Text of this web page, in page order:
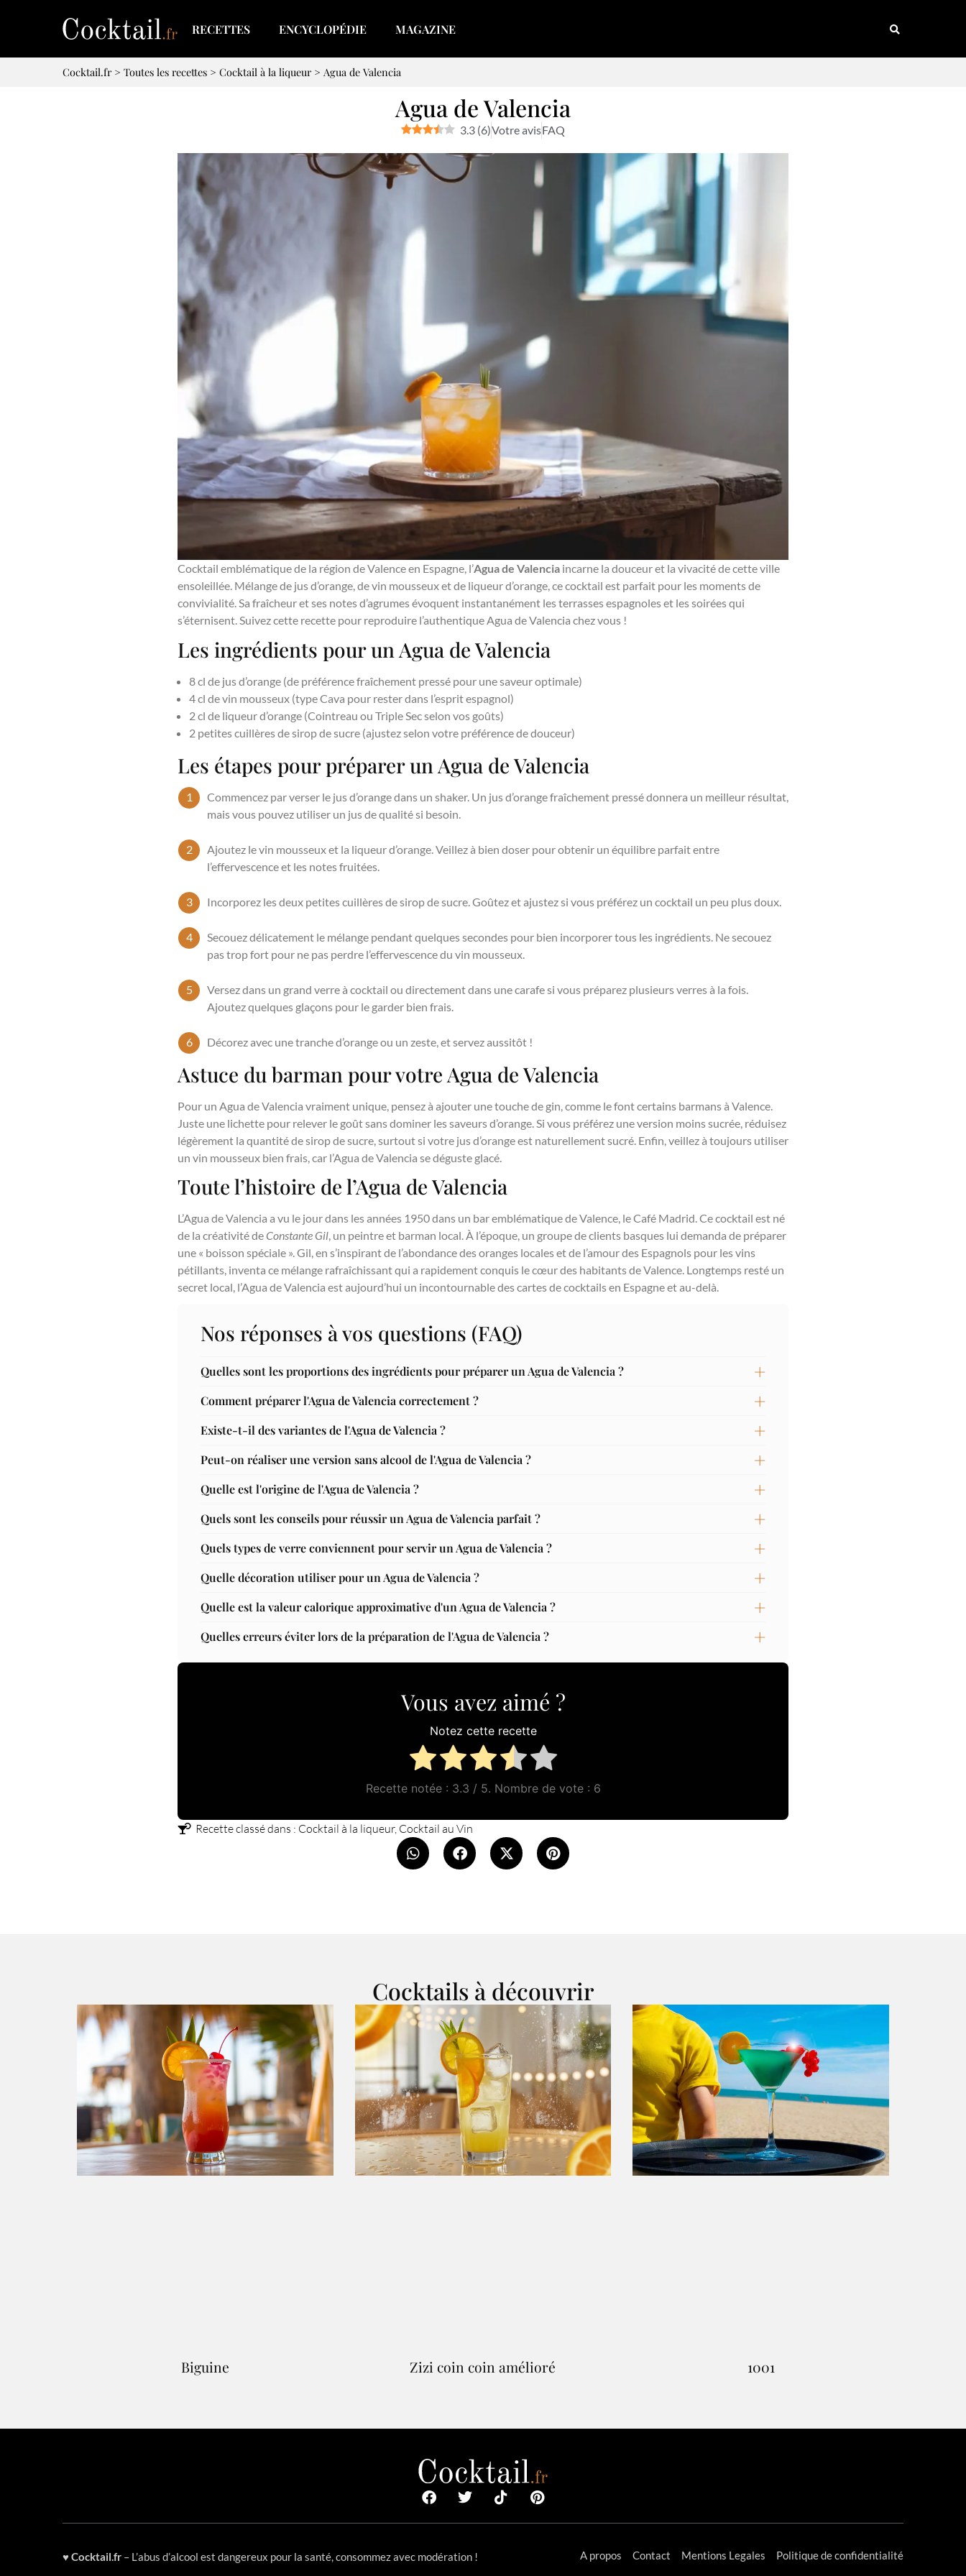
RECETTES ENCYCLOPÉDIE MAGAZINE
Cocktail.fr> Toutes les recettes > Cocktail à la liqueur> Agua de Valencia
Agua de Valencia
3.3 (6)Votre avisFAQ
Cocktail emblématique de la région de Valence en Espagne, l’Agua de Valencia incarne la douceur et la vivacité de cette ville
ensoleillée. Mélange de jus d’orange, de vin mousseux et de liqueur d’orange, ce cocktail est parfait pour les moments de
convivialité. Sa fraîcheur et ses notes d’agrumes évoquent instantanément les terrasses espagnoles et les soirées qui
s’éternisent. Suivez cette recette pour reproduire l’authentique Agua de Valencia chez vous !
Les ingrédients pour un Agua de Valencia
8 cl de jus d’orange (de préférence fraîchement pressé pour une saveur optimale)
4 cl de vin mousseux (type Cava pour rester dans l’esprit espagnol)
2 cl de liqueur d’orange (Cointreau ou Triple Sec selon vos goûts)
2 petites cuillères de sirop de sucre (ajustez selon votre préférence de douceur)
Les étapes pour préparer un Agua de Valencia
Commencez par verser le jus d’orange dans un shaker. Un jus d’orange fraîchement pressé donnera un meilleur résultat,
mais vous pouvez utiliser un jus de qualité si besoin.
Ajoutez le vin mousseux et la liqueur d’orange. Veillez à bien doser pour obtenir un équilibre parfait entre
l’effervescence et les notes fruitées.
Incorporez les deux petites cuillères de sirop de sucre. Goûtez et ajustez si vous préférez un cocktail un peu plus doux.
Secouez délicatement le mélange pendant quelques secondes pour bien incorporer tous les ingrédients. Ne secouez
pas trop fort pour ne pas perdre l’effervescence du vin mousseux.
Versez dans un grand verre à cocktail ou directement dans une carafe si vous préparez plusieurs verres à la fois.
Ajoutez quelques glaçons pour le garder bien frais.
Décorez avec une tranche d’orange ou un zeste, et servez aussitôt !
Astuce du barman pour votre Agua de Valencia
Pour un Agua de Valencia vraiment unique, pensez à ajouter une touche de gin, comme le font certains barmans à Valence.
Juste une lichette pour relever le goût sans dominer les saveurs d’orange. Si vous préférez une version moins sucrée, réduisez
légèrement la quantité de sirop de sucre, surtout si votre jus d’orange est naturellement sucré. Enfin, veillez à toujours utiliser
un vin mousseux bien frais, car l’Agua de Valencia se déguste glacé.
Toute l’histoire de l’Agua de Valencia
L’Agua de Valencia a vu le jour dans les années 1950 dans un bar emblématique de Valence, le Café Madrid. Ce cocktail est né
de la créativité deConstante Gil , un peintre et barman local. À l’époque, un groupe de clients basques lui demanda de préparer
une « boisson spéciale ». Gil, en s’inspirant de l’abondance des oranges locales et de l’amour des Espagnols pour les vins
pétillants, inventa ce mélange rafraîchissant qui a rapidement conquis le cœur des habitants de Valence. Longtemps resté un
secret local, l’Agua de Valencia est aujourd’hui un incontournable des cartes de cocktails en Espagne et au-delà.
Nos réponses à vos questions (FAQ)
Quelles sont les proportions des ingrédients pour préparer un Agua de Valencia ?
Comment préparer l'Agua de Valencia correctement ?
Existe-t-il des variantes de l'Agua de Valencia ?
Peut-on réaliser une version sans alcool de l'Agua de Valencia ?
Quelle est l'origine de l'Agua de Valencia ?
Quels sont les conseils pour réussir un Agua de Valencia parfait ?
Quels types de verre conviennent pour servir un Agua de Valencia ?
Quelle décoration utiliser pour un Agua de Valencia ?
Quelle est la valeur calorique approximative d'un Agua de Valencia ?
Quelles erreurs éviter lors de la préparation de l'Agua de Valencia ?
Vous avez aimé ?
Notez cette recette
Recette notée : 3.3 / 5. Nombre de vote : 6
Recette classé dans : Cocktail à la liqueur, Cocktail au Vin
Cocktails à découvrir
Biguine Zizi coin coin amélioré 1001
♥ Cocktail.fr – L’abus d’alcool est dangereux pour la santé, consommez avec modération ! A propos Contact Mentions Legales Politique de confidentialité